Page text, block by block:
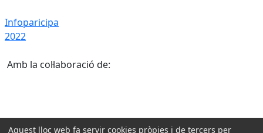
Infoparicipa
2022
Amb la col·laboració de:
Aquest lloc web fa servir cookies pròpies i de tercers per